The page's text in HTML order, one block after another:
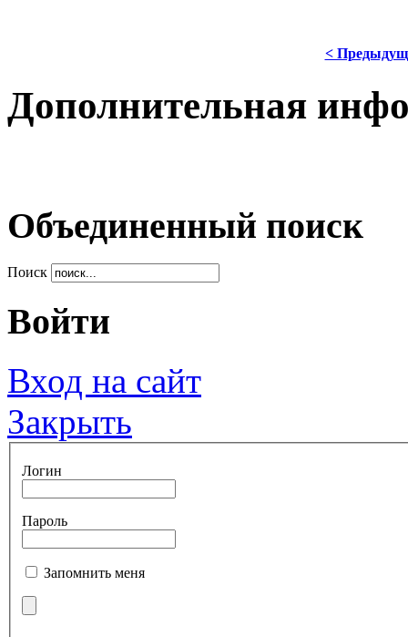
<
Дополнительная
Объединенный поиск
Поиск
Войти
Вход на сайт
Закрыть
Логин
Пароль
Запомнить меня